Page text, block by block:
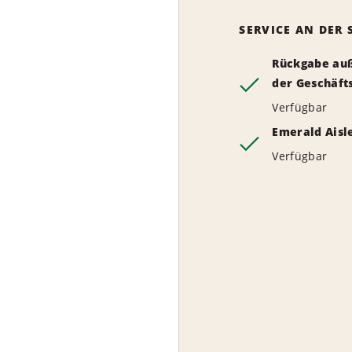
SERVICE AN DER
Rückgabe
der
Verfügbar
Emerald
Verfügbar